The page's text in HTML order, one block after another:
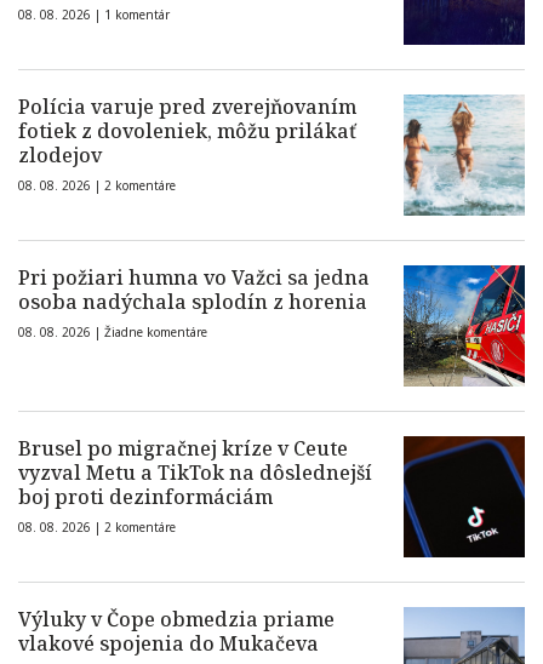
08. 08. 2026 | 1 komentár
Polícia varuje pred zverejňovaním
fotiek z dovoleniek, môžu prilákať
zlodejov
08. 08. 2026 | 2 komentáre
Pri požiari humna vo Važci sa jedna
osoba nadýchala splodín z horenia
08. 08. 2026 | Žiadne komentáre
Brusel po migračnej kríze v Ceute
vyzval Metu a TikTok na dôslednejší
boj proti dezinformáciám
08. 08. 2026 | 2 komentáre
Výluky v Čope obmedzia priame
vlakové spojenia do Mukačeva